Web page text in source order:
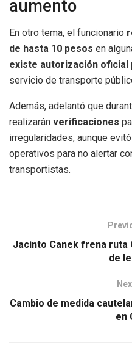
aumento
En otro tema, el funcionario
de hasta 10 pesos en
existe autorización oficial
servicio de transporte
Además, adelantó que
realizarán verificaciones
irregularidades, aunque
operativos para no alertar
transportistas.
Jacinto Canek frena ruta
de
Cambio de medida
en